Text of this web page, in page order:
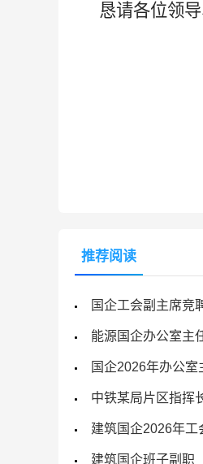
恳请各位领导
推荐阅读
国企工会副主席竞
能源国企办公室主
国企2026年办公室
中铁某局片区指挥
建筑国企2026年工
建筑国企班子副职